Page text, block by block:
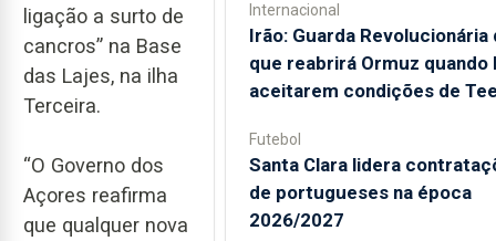
ligação a surto de
cancros” na Base
das Lajes, na ilha
Terceira.
“O Governo dos
Açores reafirma
que qualquer nova
Internacional
Irão: Guarda Revolucionária
que reabrirá Ormuz quando
aceitarem condições de
Futebol
Santa Clara lidera
de portugueses na época
2026/2027